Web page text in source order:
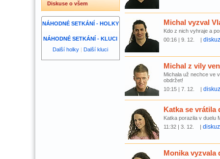
Diskuse o všem
NÁHODNÉ SETKÁNÍ - HOLKY
NÁHODNÉ SETKÁNÍ - KLUCI
Další holky | Další kluci
Michal vyzval
Kdo z nich vyhraje a
00:16 | 9. 12. |
Michal z vily
Michala už nechce ve
obdržet!
10:15 | 7. 12. |
Katka se vrátila
Katka porazila v duelu
11:32 | 3. 12. |
Monika vyzvala